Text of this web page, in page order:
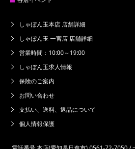
しゃぼん玉本店 店舗詳細
しゃぼん玉 一宮店 店舗詳細
営業時間：10:00～19:00
しゃぼん玉求人情報
保険のご案内
お問い合わせ
支払い、送料、返品について
個人情報保護